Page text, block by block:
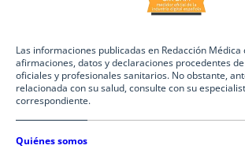
Las informaciones publicadas en Redacción Médica
afirmaciones, datos y declaraciones procedentes
oficiales y profesionales sanitarios. No obstante,
relacionada con su salud, consulte con su
correspondiente.
Quiénes somos